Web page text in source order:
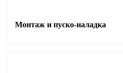
Монтаж и пуско-наладка